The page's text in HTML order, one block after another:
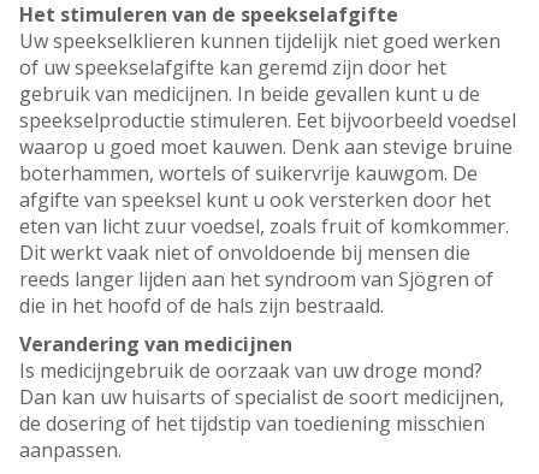
Het stimuleren van de speekselafgifte
Uw speekselklieren kunnen tijdelijk niet goed werken
of uw speekselafgifte kan geremd zijn door het
gebruik van medicijnen. In beide gevallen kunt u de
speekselproductie stimuleren. Eet bijvoorbeeld voedsel
waarop u goed moet kauwen. Denk aan stevige bruine
boterhammen, wortels of suikervrije kauwgom. De
afgifte van speeksel kunt u ook versterken door het
eten van licht zuur voedsel, zoals fruit of komkommer.
Dit werkt vaak niet of onvoldoende bij mensen die
reeds langer lijden aan het syndroom van Sjögren of
die in het hoofd of de hals zijn bestraald.
Verandering van medicijnen
Is medicijngebruik de oorzaak van uw droge mond?
Dan kan uw huisarts of specialist de soort medicijnen,
de dosering of het tijdstip van toediening misschien
aanpassen.